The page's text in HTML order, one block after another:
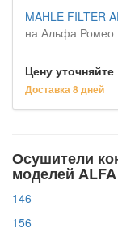
MAHLE FILTER
на Альфа Ромео
Цену уточняйте
Доставка 8 дней
Осушители
моделей
146
156